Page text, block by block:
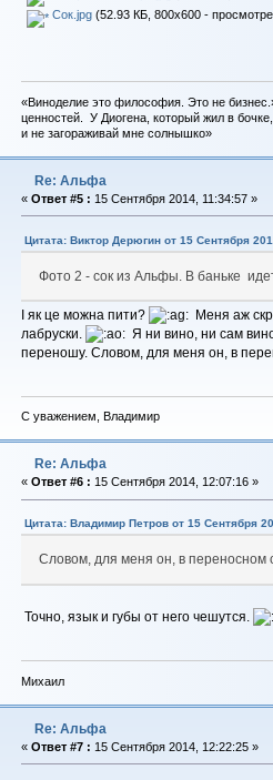
Сок.jpg(52.93 КБ, 800x600 -
«Виноделие это философия. Это не
ценностей. У Диогена, который жил в
и не загораживай мне солнышко»
Re: Альфа
« Ответ #5 : 15 Сентября 2014, 11:34:57 »
Цитата: Виктор Дерюгин от 15 Сентября
Фото 2 - сок из Альфы. В баньке
І як це можна пити?
Меня аж
лабруски.
Я ни вино, ни сам
переношу. Словом, для меня он, в
С уважением, Владимир
Re: Альфа
« Ответ #6 : 15 Сентября 2014, 12:07:16 »
Цитата: Владимир Петров от 15 Сентября
Словом, для меня он, в переносном
Точно, язык и губы от него чешутся.
Михаил
Re: Альфа
« Ответ #7 : 15 Сентября 2014, 12:22:25 »